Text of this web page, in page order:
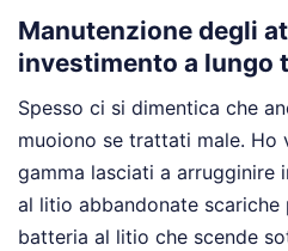
Manutenzione degli
investimento a lungo
Spesso ci si dimentica che
muoiono se trattati male.
gamma lasciati a arrugginire
al litio abbandonate scariche
batteria al litio che scende